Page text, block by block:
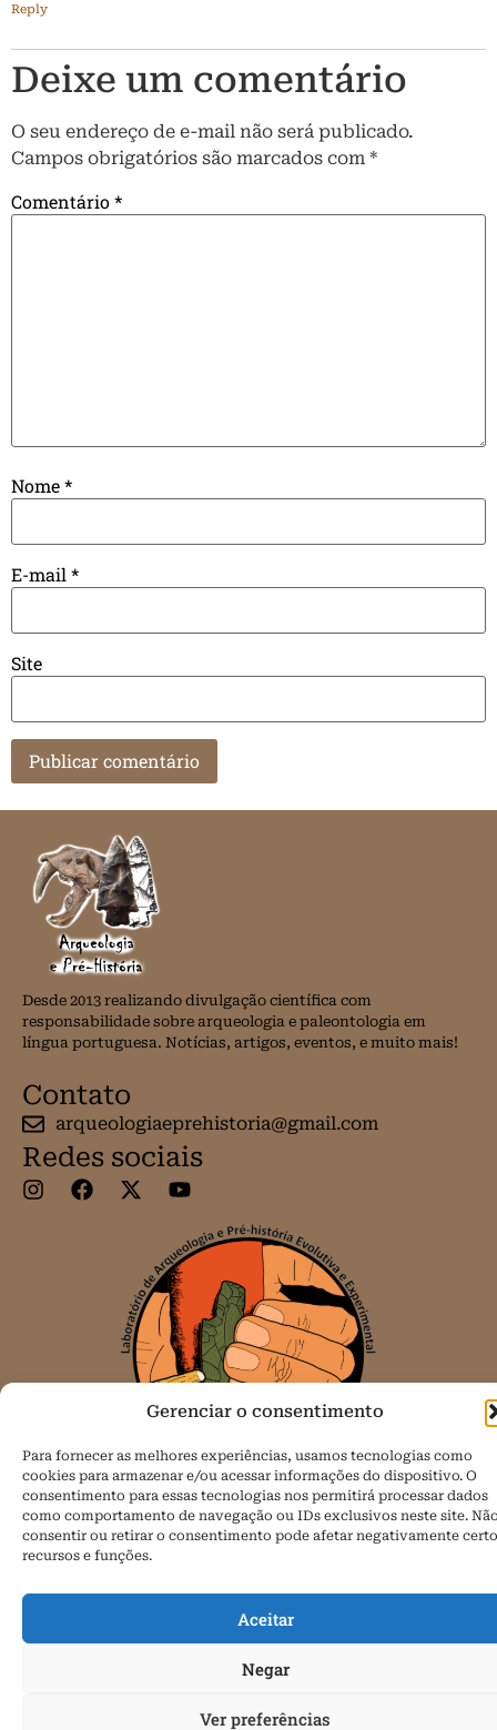
Gerenciar o consentimento
Para fornecer as melhores experiências, usamos tecnologias como
cookies para armazenar e/ou acessar informações do dispositivo. O
consentimento para essas tecnologias nos permitirá processar dados
como comportamento de navegação ou IDs exclusivos neste site.
consentir ou retirar o consentimento pode afetar negativamente
recursos e funções.
Aceitar
Negar
Ver preferências
Reply
Deixe um comentário
O seu endereço de e-mail não será publicado.
Campos obrigatórios são marcados com *
Comentário*
Nome*
E-mail *
Site
Desde 2013 realizando divulgação científica com
responsabilidade sobre arqueologia e paleontologia em
língua portuguesa. Notícias, artigos, eventos, e muito mais!
Contato
arqueologiaeprehistoria@gmail.com
Redes sociais
Todos os direitos reservados.
Política de Cookies (BR)